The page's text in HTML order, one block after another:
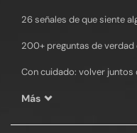
26 señales de que siente
200+ preguntas de
Con cuidado: volver juntos
Más